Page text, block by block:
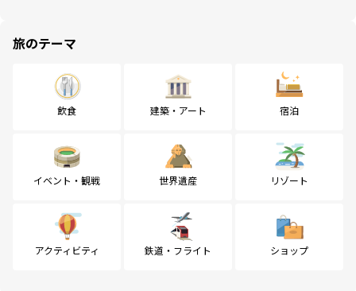
旅のテーマ
飲食 建築・アート 宿泊
イベント・観戦 世界遺産 リゾート
アクティビティ 鉄道・フライト ショップ